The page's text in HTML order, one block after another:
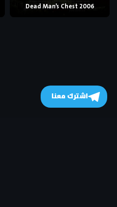
Dead Man’s Chest 2006
اشترك معنا